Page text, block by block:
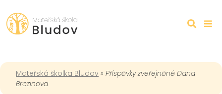
Mateřská školka Bludov » Příspěvky zveřejněné Dana
Brezinova